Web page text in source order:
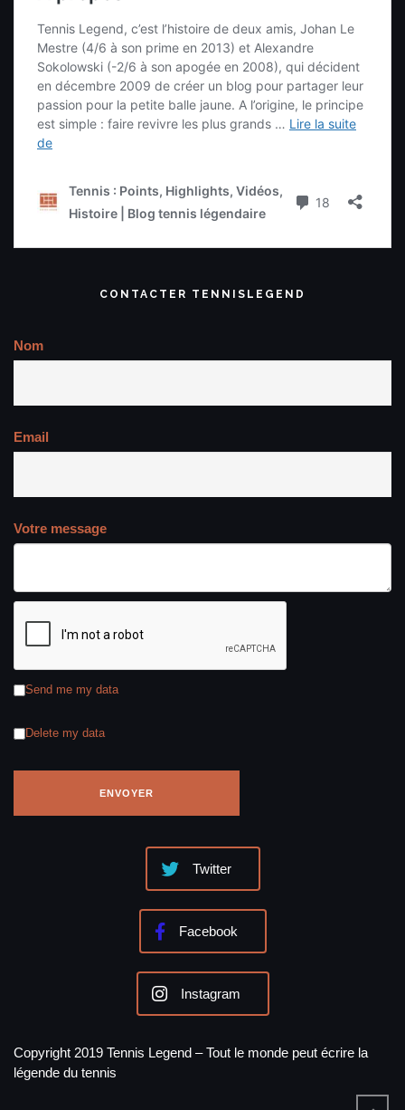
CONTACTER TENNISLEGEND
Nom
Email
Votre message
Send me my data
Delete my data
Twitter
Facebook
Instagram
Copyright 2019 Tennis Legend – Tout le monde peut écrire la
légende du tennis